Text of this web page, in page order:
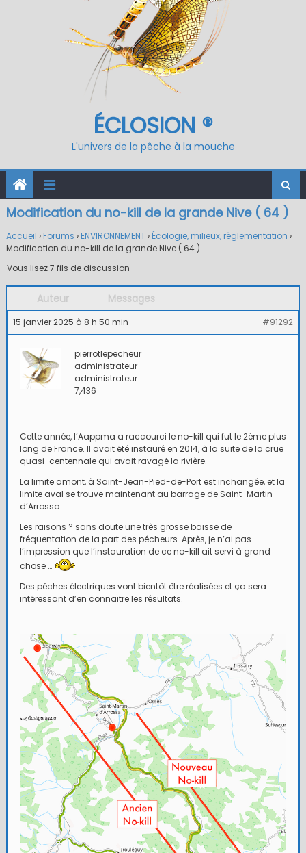
ÉCLOSION ®
L'univers de la pêche à la mouche
Modification du no-kill de la grande Nive ( 64 )
Accueil › Forums › ENVIRONNEMENT› Écologie, milieux, règlementation ›
Modification du no-kill de la grande Nive ( 64 )
Vous lisez 7 fils de discussion
Auteur Messages
15 janvier 2025 à 8 h 50 min #91292
pierrotlepecheur
administrateur
administrateur
7,436
Cette année, l’Aappma a raccourci le no-kill qui fut le 2ème plus
long de France. Il avait été instauré en 2014, à la suite de la crue
quasi-centennale qui avait ravagé la rivière.
La limite amont, à Saint-Jean-Pied-de-Port est inchangée, et la
limite aval se trouve maintenant au barrage de Saint-Martin-
d’Arrossa.
Les raisons ? sans doute une très grosse baisse de
fréquentation de la part des pêcheurs. Après, je n’ai pas
l’impression que l’instauration de ce no-kill ait servi à grand
chose …
Des pêches électriques vont bientôt être réalisées et ça sera
intéressant d’en connaitre les résultats.